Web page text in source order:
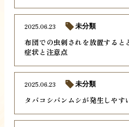
布団での虫刺されを放置すると
症状と注意点
2025.06.23 未分類
タバコシバンムシが発生しやす
2025.06.23 未分類